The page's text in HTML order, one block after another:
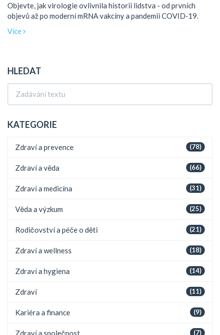
Objevte, jak virologie ovlivnila historii lidstva - od prvních
objevů až po moderní mRNA vakcíny a pandemii COVID‑19.
Více
HLEDAT
KATEGORIE
(78)
Zdraví a prevence
(66)
Zdraví a věda
(31)
Zdraví a medicína
(25)
Věda a výzkum
(21)
Rodičovství a péče o děti
(18)
Zdraví a wellness
(14)
Zdraví a hygiena
(11)
Zdraví
(9)
Kariéra a finance
(7)
Zdraví a společnost